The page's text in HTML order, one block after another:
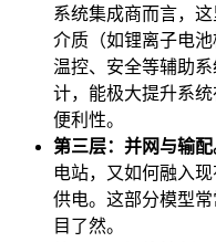
系统集成商而言，
介质（如锂离子电
温控、安全等辅助
计，能极大提升系
便利性。
第三层：并网与输配
电站，又如何融入
供电。这部分模型
目了然。